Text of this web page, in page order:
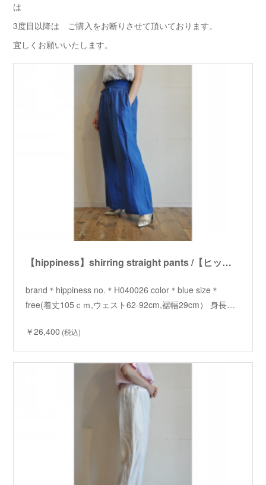
は
3度目以降は ご購入をお断りさせて頂いております。
宜しくお願いいたします。
【hippiness】shirring straight pants /【ヒッピネス】シャーリングストレートパンツ
brand＊hippiness no.＊H040026 color＊blue size＊
free(着丈105ｃｍ,ウェスト62-92cm,裾幅29cm） 身長…
￥26,400 (税込)